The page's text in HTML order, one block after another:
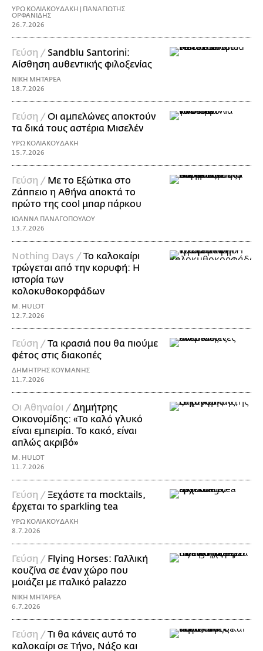
ΥΡΩ ΚΟΛΙΑΚΟΥΔΑΚΗ | ΠΑΝΑΓΙΩΤΗΣ
ΟΡΦΑΝΙΔΗΣ
26.7.2026
Γεύση / Sandblu Santorini:
Αίσθηση αυθεντικής φιλοξενίας
ΝΙΚΗ ΜΗΤΑΡΕΑ
18.7.2026
Γεύση /Οι αμπελώνες αποκτούν
τα δικά τους αστέρια Μισελέν
ΥΡΩ ΚΟΛΙΑΚΟΥΔΑΚΗ
15.7.2026
Γεύση / Με το Εξώτικα στο
Ζάππειο η Αθήνα αποκτά το
πρώτο της cool μπαρ πάρκου
ΙΩΑΝΝΑ ΠΑΝΑΓΟΠΟΥΛΟΥ
13.7.2026
Nothing Days /Το καλοκαίρι
τρώγεται από την κορυφή: H
ιστορία των
κολοκυθοκορφάδων
M. HULOT
12.7.2026
Γεύση /Τα κρασιά που θα πιούμε
φέτος στις διακοπές
ΔΗΜΗΤΡΗΣ ΚΟΥΜΑΝΗΣ
11.7.2026
Οι Αθηναίοι /Δημήτρης
Οικονομίδης: «Το καλό γλυκό
είναι εμπειρία. Το κακό, είναι
απλώς ακριβό»
M. HULOT
11.7.2026
Γεύση /Ξεχάστε τα mocktails,
έρχεται το sparkling tea
ΥΡΩ ΚΟΛΙΑΚΟΥΔΑΚΗ
8.7.2026
Γεύση / Flying Horses: Γαλλική
κουζίνα σε έναν χώρο που
μοιάζει με ιταλικό palazzo
ΝΙΚΗ ΜΗΤΑΡΕΑ
6.7.2026
Γεύση /Τι θα κάνεις αυτό το
καλοκαίρι σε Τήνο, Νάξο και